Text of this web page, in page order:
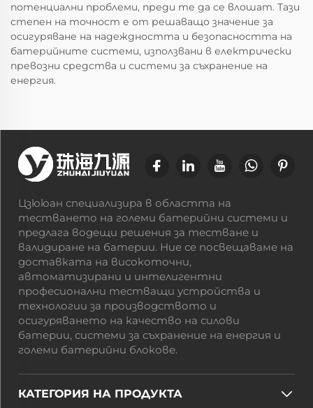
потенциални проблеми, преди те да се влошат. Тази
степен на точност е от решаващо значение за
осигуряване на надеждността и безопасността на
батерийните системи, използвани в електрически
превозни средства и системи за съхранение на
енергия.
Цзююан специализира в областта на
тестването на големи батерийни системи и
предлага водещи решения за тестване и
валидиране на батерии. Ние се посвещаваме на
доставката на високоточни,
автоматизирани и интелигентни
професионални тестващи устройства и
технологии за производството и
осигуряването на качество на силови
батерии, системи за съхранение на енергия и
големи батерийни блокове.
КАТЕГОРИЯ НА ПРОДУКТА